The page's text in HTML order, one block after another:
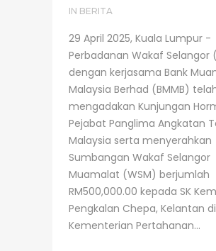
IN BERITA
29 April 2025, Kuala Lumpur -
Perbadanan Wakaf Selangor
dengan kerjasama Bank
Malaysia Berhad (BMMB)
mengadakan Kunjungan
Pejabat Panglima Angkatan
Malaysia serta menyerahkan
Sumbangan Wakaf Selangor
Muamalat (WSM) berjumlah
RM500,000.00 kepada SK Kem
Pengkalan Chepa, Kelantan di
Kementerian Pertahanan...